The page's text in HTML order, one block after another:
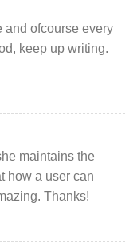
and ofcourse every
keep up writing.
maintains the
how a user can
Thanks!